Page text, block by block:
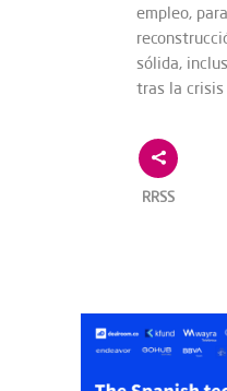
empleo,
sólida,
tras la crisis
RRSS